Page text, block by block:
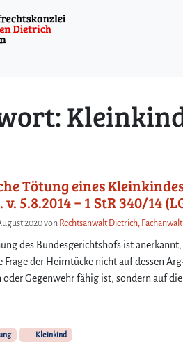
Tötung eines
v. 5.8.2014 − 1 StR 340/14
2020von Rechtsanwalt Dietrich,
des Bundesgerichtshofs ist
Frage der Heimtücke nicht auf dessen
oder Gegenwehr fähig ist, sondern auf
Kleinkind